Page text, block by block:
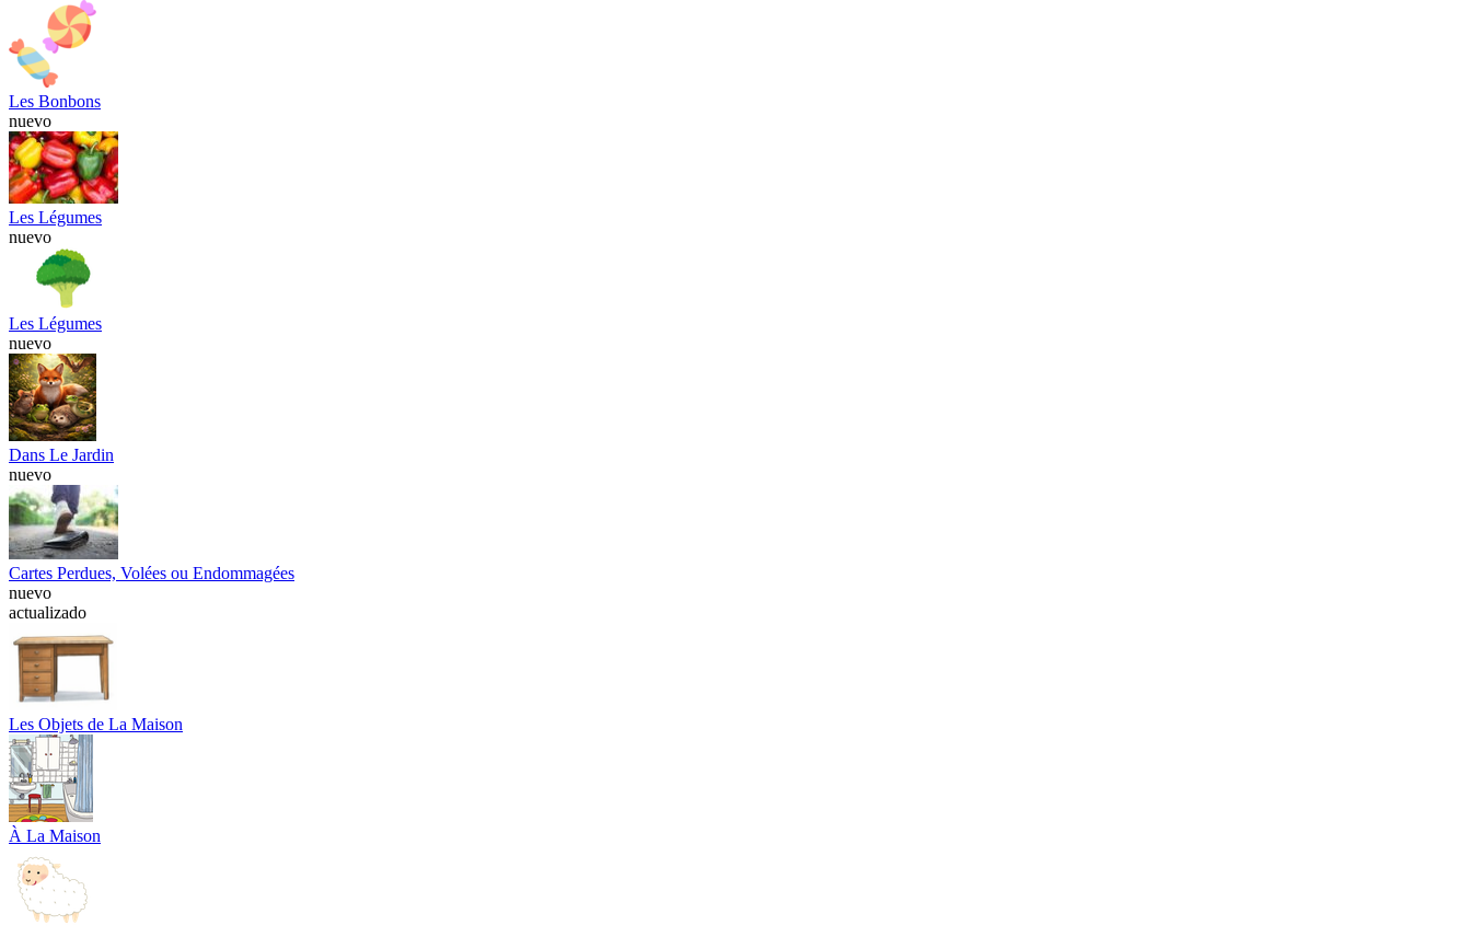
Les Bonbons
nuevo
Les Légumes
nuevo
Les Légumes
nuevo
Dans Le Jardin
nuevo
Cartes Perdues, Volées ou Endommagées
nuevo
actualizado
Les Objets de La Maison
À La Maison